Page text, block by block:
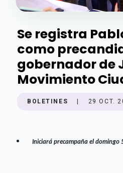
Se registra
como
gobernador de
Movimiento
BOLETINES 29 OCT.
Iniciará precampaña el domingo